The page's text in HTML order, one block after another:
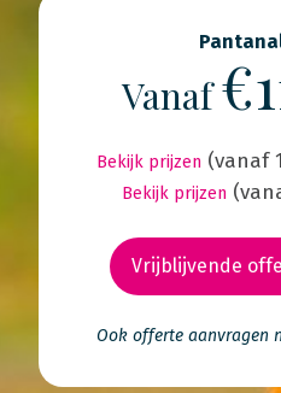
Vanaf
Bekijk prijzen (vanaf
Bekijk prijzen
Vrijblijvende
Ook offerte aanvragen